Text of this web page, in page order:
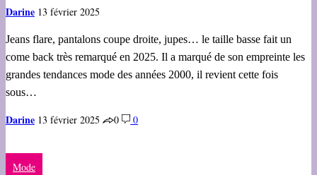
Darine 13 février 2025
Jeans flare, pantalons coupe droite, jupes… le taille basse fait un
come back très remarqué en 2025. Il a marqué de son empreinte les
grandes tendances mode des années 2000, il revient cette fois
sous…
Darine 13 février 2025 0 0
Mode